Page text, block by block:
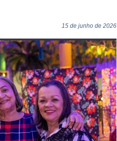
15 de junho de 2026